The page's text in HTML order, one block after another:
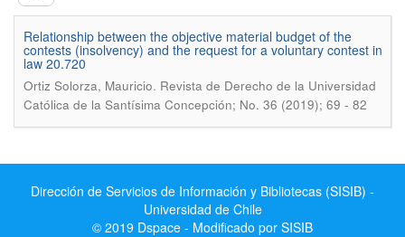
Relationship between the objective material budget of the
contests (insolvency) and the request for a voluntary contest in
law 20.720
Ortiz Solorza, Mauricio. Revista de Derecho de la Universidad
Católica de la Santísima Concepción; No. 36 (2019); 69 - 82
Dirección de Servicios de Información y Bibliotecas (SISIB) -
Universidad de Chile
© 2019 Dspace - Modificado por SISIB